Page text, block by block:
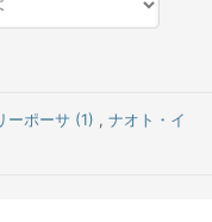
ーポーサ (1) , ナオト・イ